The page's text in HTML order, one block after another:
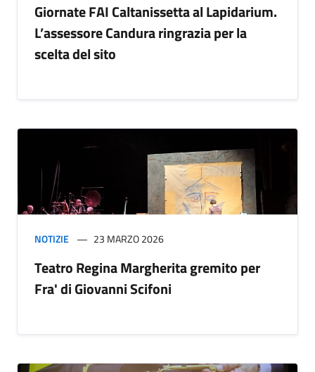
Giornate FAI Caltanissetta al Lapidarium.
L’assessore Candura ringrazia per la
scelta del sito
NOTIZIE 23 MARZO 2026
Teatro Regina Margherita gremito per
Fra' di Giovanni Scifoni